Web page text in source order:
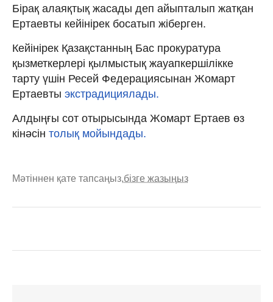
Бірақ алаяқтық жасады деп айыпталып жатқан
Ертаевты кейінірек босатып жіберген.
Кейінірек Қазақстанның Бас прокуратура
қызметкерлері қылмыстық жауапкершілікке
тарту үшін Ресей Федерациясынан Жомарт
Ертаевты экстрадициялады.
Алдыңғы сот отырысында Жомарт Ертаев өз
кінәсін толық мойындады.
Мәтіннен қате тапсаңыз,бізге жазыңыз